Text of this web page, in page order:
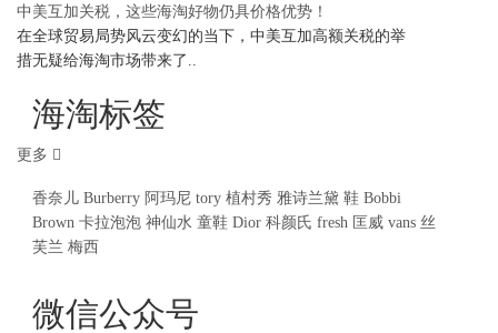
中美互加关税，这些海淘好物仍具价格优势！
在全球贸易局势风云变幻的当下，中美互加高额关税的举
措无疑给海淘市场带来了..
海淘标签
更多
香奈儿 Burberry 阿玛尼 tory 植村秀 雅诗兰黛 鞋 Bobbi
Brown 卡拉泡泡 神仙水 童鞋 Dior 科颜氏 fresh 匡威 vans 丝
芙兰 梅西
微信公众号